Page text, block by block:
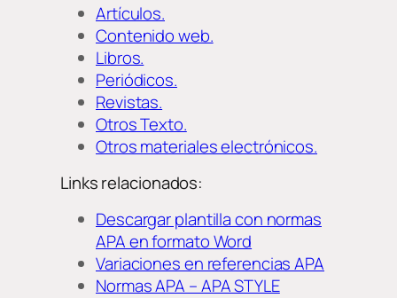
Artículos.
Contenido web.
Libros.
Periódicos.
Revistas.
Otros Texto.
Otros materiales electrónicos.
Links relacionados:
Descargar plantilla con normas
APA en formato Word
Variaciones en referencias APA
Normas APA – APA STYLE